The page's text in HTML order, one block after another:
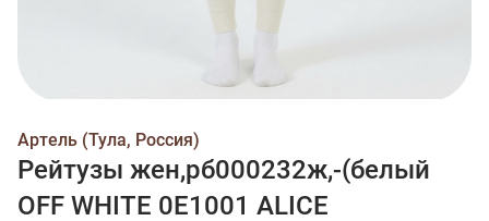
Артель (Тула, Россия)
Рейтузы жен,рб000232ж,-(белый
OFF WHITE 0Е1001 ALICE